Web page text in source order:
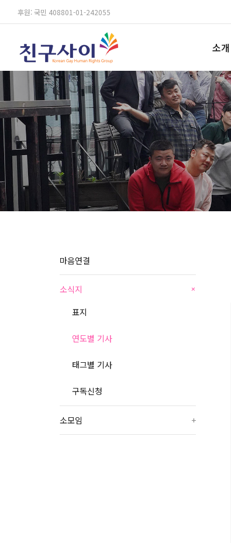
후원: 국민 408801-01-242055
소개
마음연결
소식지 +
표지
연도별 기사
태그별 기사
구독신청
소모임 +